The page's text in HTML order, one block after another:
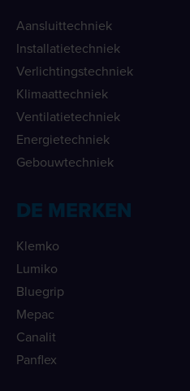
Aansluittechniek
Installatietechniek
Verlichtingstechniek
Klimaattechniek
Ventilatietechniek
Energietechniek
Gebouwtechniek
DE MERKEN
Klemko
Lumiko
Bluegrip
Mepac
Canalit
Panflex